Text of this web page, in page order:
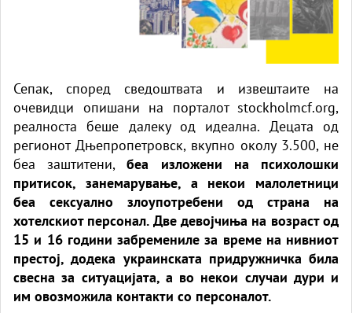
Сепак, споредсведоштвата и извештаите на
очевидци опишани на порталот stockholmcf.org,
реалноста беше далеку од идеална. Децата од
регионот Дњепропетровск, вкупно околу 3.500, не
беа заштитени,беа изложени на психолошки
притисок, занемарување, а некои малолетници
беа сексуално злоупотребени од страна на
хотелскиот персонал. Две девојчиња на возраст од
15 и 16 години забремениле за време на нивниот
престој, додека украинската придружничка била
свесна за ситуацијата, а во некои случаи дури и
им овозможила контакти со персоналот.